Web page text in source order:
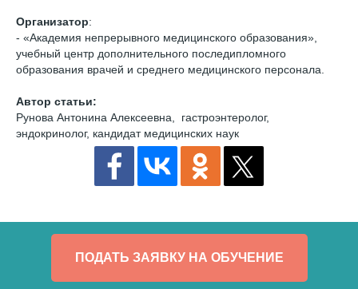
Организатор:
- «Академия непрерывного медицинского образования»,
учебный центр дополнительного последипломного
образования врачей и среднего медицинского персонала.
Автор статьи:
Рунова Антонина Алексеевна, гастроэнтеролог,
эндокринолог, кандидат медицинских наук
ПОДАТЬ ЗАЯВКУ НА ОБУЧЕНИЕ